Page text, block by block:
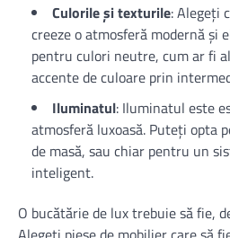
Culorile și texturile: Alegeți
creeze o atmosferă modernă și
pentru culori neutre, cum ar fi
accente de culoare prin
Iluminatul: Iluminatul este
atmosferă luxoasă. Puteți opta
de masă, sau chiar pentru un
inteligent.
O bucătărie de lux trebuie să fie,